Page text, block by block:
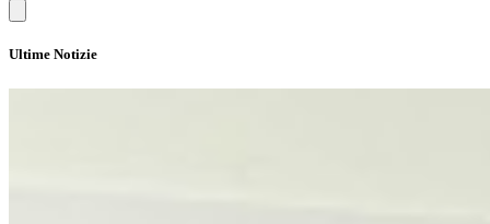
Ultime Notizie